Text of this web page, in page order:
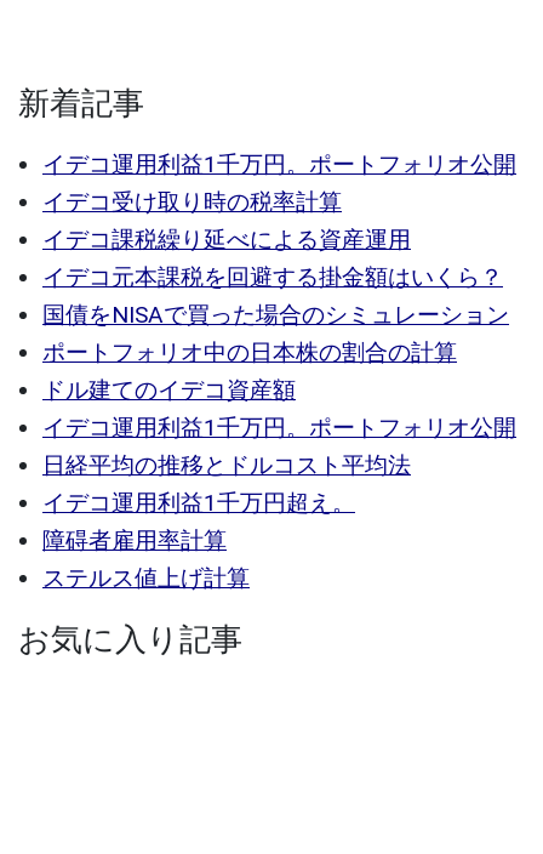
新着記事
イデコ運用利益1千万円。ポートフォリオ公開
イデコ受け取り時の税率計算
イデコ課税繰り延べによる資産運用
イデコ元本課税を回避する掛金額はいくら？
国債をNISAで買った場合のシミュレーション
ポートフォリオ中の日本株の割合の計算
ドル建てのイデコ資産額
イデコ運用利益1千万円。ポートフォリオ公開
日経平均の推移とドルコスト平均法
イデコ運用利益1千万円超え。
障碍者雇用率計算
ステルス値上げ計算
お気に入り記事